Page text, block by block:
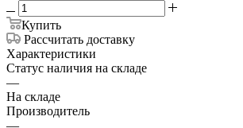
Купить
Рассчитать доставку
Характеристики
Статус наличия на складе
—
На складе
Производитель
—